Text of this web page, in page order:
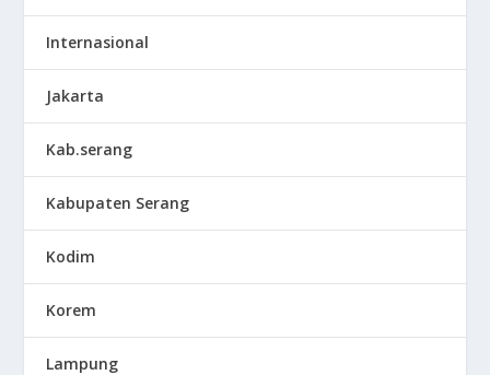
Internasional
Jakarta
Kab.serang
Kabupaten Serang
Kodim
Korem
Lampung